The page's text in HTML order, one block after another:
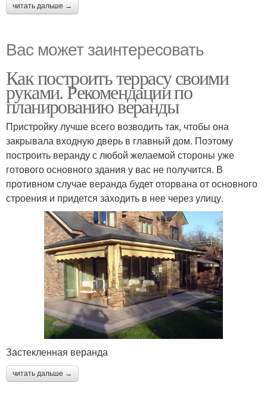
читать дальше →
Вас может заинтересовать
Как построить террасу своими
руками. Рекомендации по
планированию веранды
Пристройку лучше всего возводить так, чтобы она
закрывала входную дверь в главный дом. Поэтому
построить веранду с любой желаемой стороны уже
готового основного здания у вас не получится. В
противном случае веранда будет оторвана от основного
строения и придется заходить в нее через улицу.
Застекленная веранда
читать дальше →